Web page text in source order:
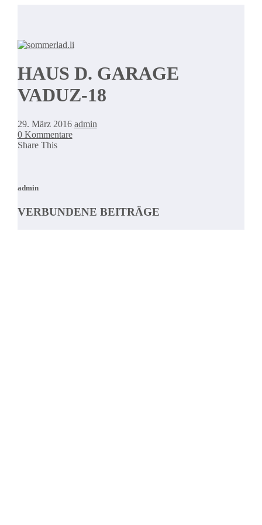
HAUS D. GARAGE
VADUZ-18
29. März 2016 admin
0 Kommentare
Share This
admin
VERBUNDENE BEITRÄGE